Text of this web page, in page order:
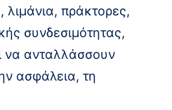
λιμάνια, πράκτορες,
συνδεσιμότητας,
να ανταλλάσσουν
ασφάλεια, τη